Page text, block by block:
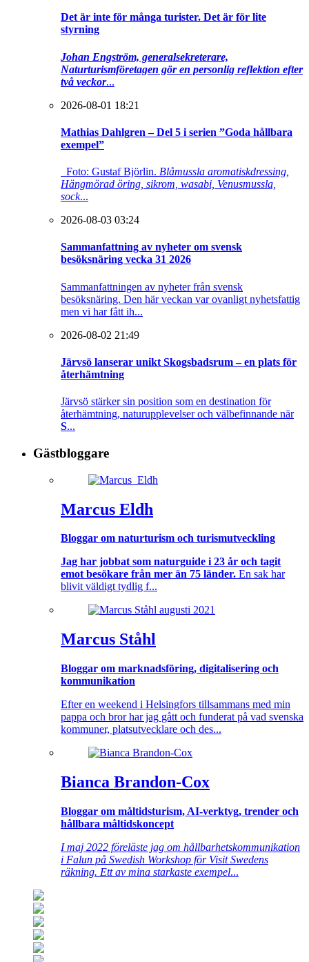
Det är inte för många turister. Det är för lite
styrning
Johan Engström, generalsekreterare,
Naturturismföretagen gör en personlig reflektion efter
två veckor...
2026-08-01 18:21
Mathias Dahlgren – Del 5 i serien ”Goda hållbara
exempel”
Foto: Gustaf Björlin. Blåmussla aromatiskdressing,
Hängmörad öring, sikrom, wasabi, Venusmussla,
sock...
2026-08-03 03:24
Sammanfattning av nyheter om svensk
besöksnäring vecka 31 2026
Sammanfattningen av nyheter från svensk
besöksnäring. Den här veckan var ovanligt nyhetsfattig
men vi har fått ih...
2026-08-02 21:49
Järvsö lanserar unikt Skogsbadsrum – en plats för
återhämtning
Järvsö stärker sin position som en destination för
återhämtning, naturupplevelser och välbefinnande när
S...
Gästbloggare
Marcus Eldh
Bloggar om naturturism och turismutveckling
Jag har jobbat som naturguide i 23 år och tagit
emot besökare från mer än 75 länder. En sak har
blivit väldigt tydlig f...
Marcus Ståhl
Bloggar om marknadsföring, digitalisering och
kommunikation
Efter en weekend i Helsingfors tillsammans med min
pappa och bror har jag gått och funderat på vad svenska
kommuner, platsutvecklare och des...
Bianca Brandon-Cox
Bloggar om måltidsturism, AI-verktyg, trender och
hållbara måltidskoncept
I maj 2022 föreläste jag om hållbarhetskommunikation
i Falun på Swedish Workshop för Visit Swedens
räkning. Ett av mina starkaste exempel...